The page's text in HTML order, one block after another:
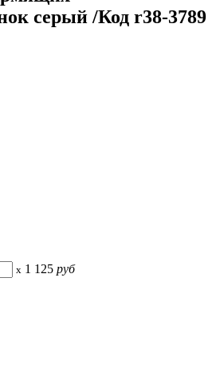
серый /Код r38-3789
x 1 125 руб